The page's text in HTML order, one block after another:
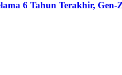
6 Tahun Terakhir,